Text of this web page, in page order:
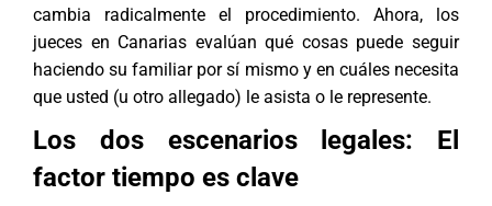
cambia radicalmente el procedimiento. Ahora, los
jueces en Canarias evalúan qué cosas puede seguir
haciendo su familiar por sí mismo y en cuáles necesita
que usted (u otro allegado) le asista o le represente.
Los dos escenarios legales: El
factor tiempo es clave